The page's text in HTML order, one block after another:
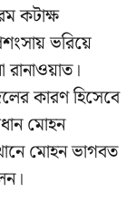
কটাক্ষ
ভরিয়ে
রানাওয়াত।
কারণ হিসেবে
মোহন
মোহন ভাগবত